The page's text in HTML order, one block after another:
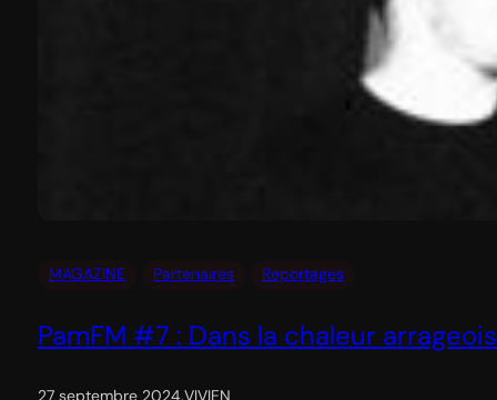
MAGAZINE Partenaires Reportages
PamFM #7 : Dans la chaleur
27 septembre 2024.VIVIEN